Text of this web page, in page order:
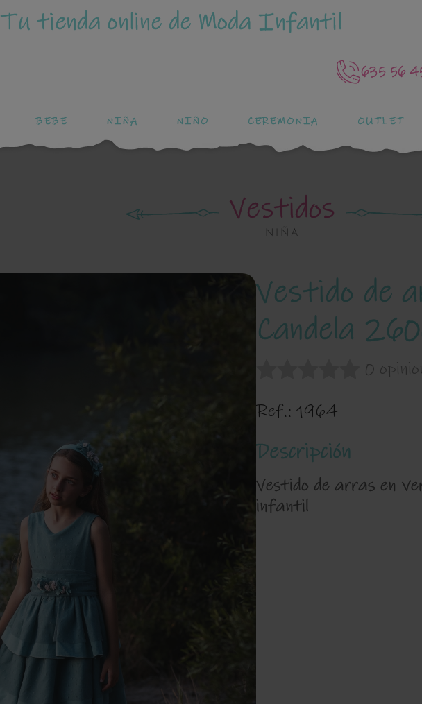
Tu tienda online de Moda Infantil
635 56
BEBE NIÑA NIÑO CEREMONIA OUTLET
Vestidos
NIÑA
Vestido de
Candela
0
Ref.: 1964
Descripción
Vestido de arras en
infantil